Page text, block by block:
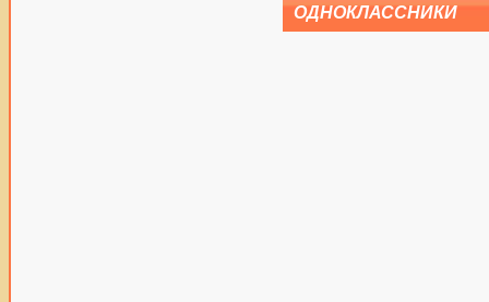
ОДНОКЛАССНИКИ